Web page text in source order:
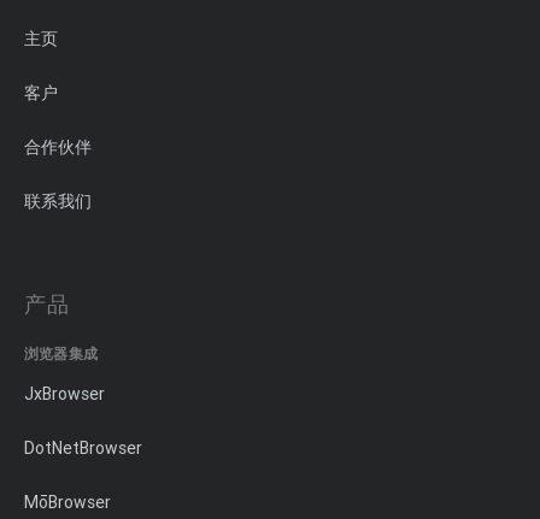
主页
客户
合作伙伴
联系我们
产品
浏览器集成
JxBrowser
DotNetBrowser
MōBrowser